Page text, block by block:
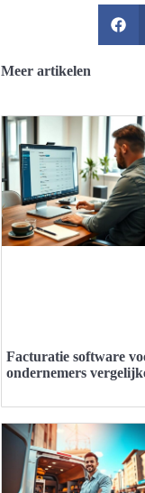
Meer artikelen
Facturatie software
ondernemers